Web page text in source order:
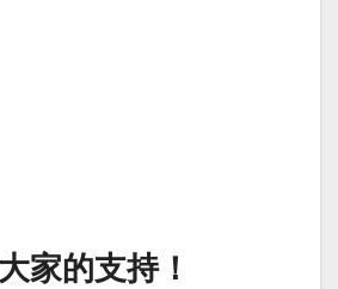
家的支持！